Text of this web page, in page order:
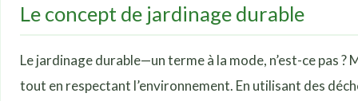
Le concept de jardinage durable
Le jardinage durable—un terme à la mode, n’est-ce pas
tout en respectant l’environnement. En utilisant des